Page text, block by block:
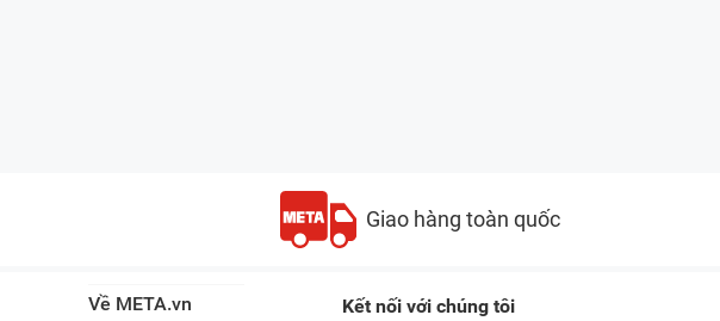
Giao hàng toàn quốc
Kết nối với chúng tôi
Về META.vn